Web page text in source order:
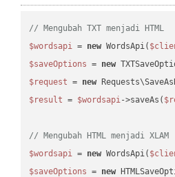
// Mengubah TXT menjadi HTML
$wordsapi = new WordsApi(
$saveOptions = new
$request = new
$result = $wordsapi->saveAs(
// Mengubah HTML menjadi XLAM
$wordsapi = new WordsApi(
$saveOptions = new